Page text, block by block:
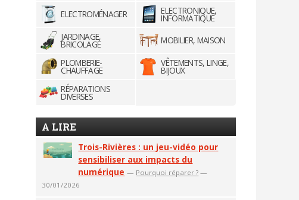
ELECTROMÉNAGER ELECTRONIQUE,
INFORMATIQUE
JARDINAGE,
BRICOLAGE
MOBILIER, MAISON
PLOMBERIE-
CHAUFFAGE
VÊTEMENTS, LINGE,
BIJOUX
RÉPARATIONS
DIVERSES
A LIRE
Trois-Rivières : un jeu-vidéo pour
sensibiliser aux impacts du
numérique — Pourquoi réparer ? —
30/01/2026